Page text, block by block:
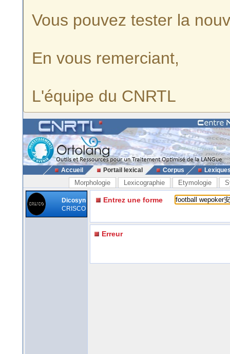
Vous pouvez tester la
En vous remerciant,
L'équipe du CNRTL
Accueil Portail lexical Corpus
Morphologie Lexicographie Etymologie
Dicosyn
CRISCO
Entrez une forme
Erreur